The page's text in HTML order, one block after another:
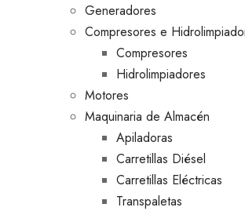
Generadores
Compresores e
Compresores
Hidrolimpiadores
Motores
Maquinaria de Almacén
Apiladoras
Carretillas Diésel
Carretillas Eléctricas
Transpaletas